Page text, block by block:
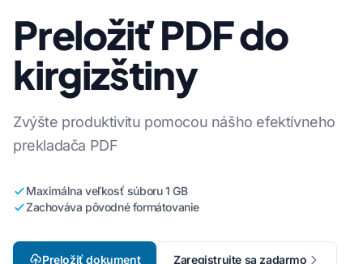
Preložiť PDF do
kirgizštiny
Zvýšte produktivitu pomocou nášho efektívneho
prekladača PDF
Maximálna veľkosť súboru 1 GB
Zachováva pôvodné formátovanie
Preložiť dokument Zaregistrujte sa zadarmo